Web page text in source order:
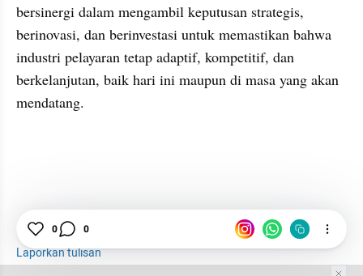
bersinergi dalam mengambil keputusan strategis,
berinovasi, dan berinvestasi untuk memastikan bahwa
industri pelayaran tetap adaptif, kompetitif, dan
berkelanjutan, baik hari ini maupun di masa yang akan
mendatang.
Logistik
Kontainer
Laporkan tulisan
0 0